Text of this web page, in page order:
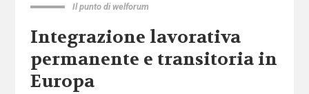
Il punto di welforum
Integrazione lavorativa
permanente e transitoria in
Europa